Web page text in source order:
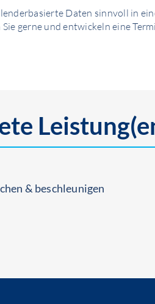
Daten sinnvoll in
gerne und entwickeln eine
& beschleunigen